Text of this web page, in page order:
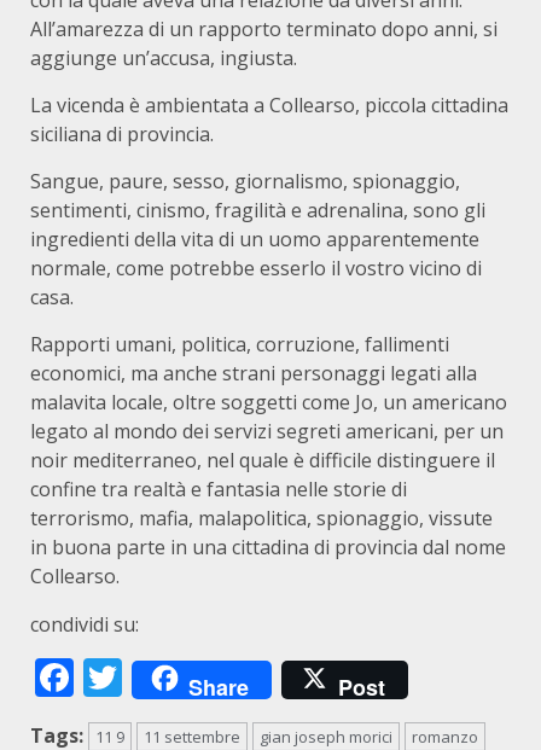
All’amarezza di un rapporto terminato dopo anni, si
aggiunge un’accusa, ingiusta.
La vicenda è ambientata a Collearso, piccola cittadina
siciliana di provincia.
Sangue, paure, sesso, giornalismo, spionaggio,
sentimenti, cinismo, fragilità e adrenalina, sono gli
ingredienti della vita di un uomo apparentemente
normale, come potrebbe esserlo il vostro vicino di
casa.
Rapporti umani, politica, corruzione, fallimenti
economici, ma anche strani personaggi legati alla
malavita locale, oltre soggetti come Jo, un americano
legato al mondo dei servizi segreti americani, per un
noir mediterraneo, nel quale è difficile distinguere il
confine tra realtà e fantasia nelle storie di
terrorismo, mafia, malapolitica, spionaggio, vissute
in buona parte in una cittadina di provincia dal nome
Collearso.
condividi su:
Facebook
Twitter
Share Post
Tags: 11 9 11 settembre gian joseph morici
romanzo